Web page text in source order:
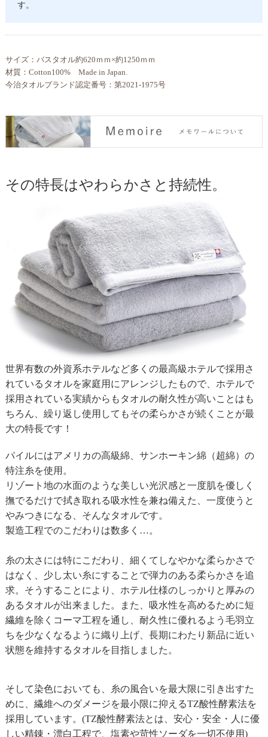
す。
サイズ：バスタオル約620ｍｍ×約1250ｍｍ
材質：Cotton100% Made in Japan.
今治タオルブランド認定番号：第2021-1975号
その特長はやわらかさと持続性。
世界有数の外資系ホテルなど多くの最高級ホテルで採用さ
れているタオルを家庭用にアレンジしたもので、ホテルで
採用されている実績からもタオルの耐久性が高いことはも
ちろん、繰り返し使用してもその柔らかさが続くことが最
大の特長です！
パイルにはアメリカの高級綿、サンホーキン綿（超綿）の
特注糸を使用。
リゾート地の水面のような美しい光沢感と一度肌を優しく
撫でるだけで拭き取れる吸水性を兼ね備えた、一度使うと
やみつきになる、そんなタオルです。
製造工程でのこだわりは数多く…。
糸の太さには特にこだわり、細くてしなやかな柔らかさで
はなく、少し太い糸にすることで弾力のある柔らかさを追
求。そうすることにより、ホテル仕様のしっかりと厚みの
あるタオルが出来ました。また、吸水性を高めるために短
繊維を除くコーマ工程を通し、耐久性に優れるよう毛羽立
ちを少なくなるように織り上げ、長期にわたり新品に近い
状態を維持するタオルを目指しました。
そして染色においても、糸の風合いを最大限に引き出すた
めに、繊維へのダメージを最小限に抑えるTZ酸性酵素法を
採用しています。(TZ酸性酵素法とは、安心・安全・人に優
しい精錬・漂白工程で、塩素や苛性ソーダを一切不使用)